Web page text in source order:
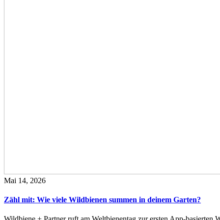
Mai 14, 2026
Zähl mit: Wie viele Wildbienen summen in deinem Garten?